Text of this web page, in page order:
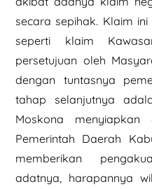
secara sepihak. Klaim
seperti klaim
persetujuan oleh
dengan tuntasnya
tahap selanjutnya
Moskona
Pemerintah Daerah
memberikan
adatnya, harapannya